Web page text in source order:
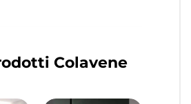
Colavene